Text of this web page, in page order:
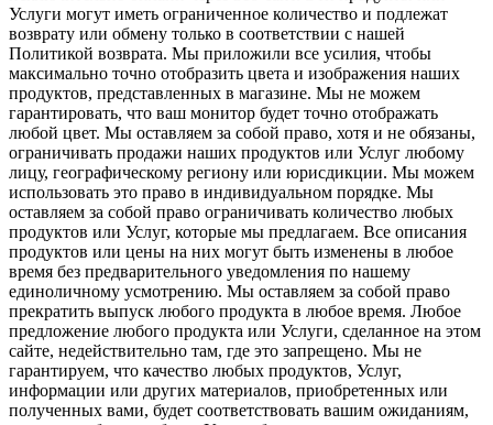
Услуги могут иметь ограниченное количество и подлежат
возврату или обмену только в соответствии с нашей
Политикой возврата. Мы приложили все усилия, чтобы
максимально точно отобразить цвета и изображения наших
продуктов, представленных в магазине. Мы не можем
гарантировать, что ваш монитор будет точно отображать
любой цвет. Мы оставляем за собой право, хотя и не обязаны,
ограничивать продажи наших продуктов или Услуг любому
лицу, географическому региону или юрисдикции. Мы можем
использовать это право в индивидуальном порядке. Мы
оставляем за собой право ограничивать количество любых
продуктов или Услуг, которые мы предлагаем. Все описания
продуктов или цены на них могут быть изменены в любое
время без предварительного уведомления по нашему
единоличному усмотрению. Мы оставляем за собой право
прекратить выпуск любого продукта в любое время. Любое
предложение любого продукта или Услуги, сделанное на этом
сайте, недействительно там, где это запрещено. Мы не
гарантируем, что качество любых продуктов, Услуг,
информации или других материалов, приобретенных или
полученных вами, будет соответствовать вашим ожиданиям,